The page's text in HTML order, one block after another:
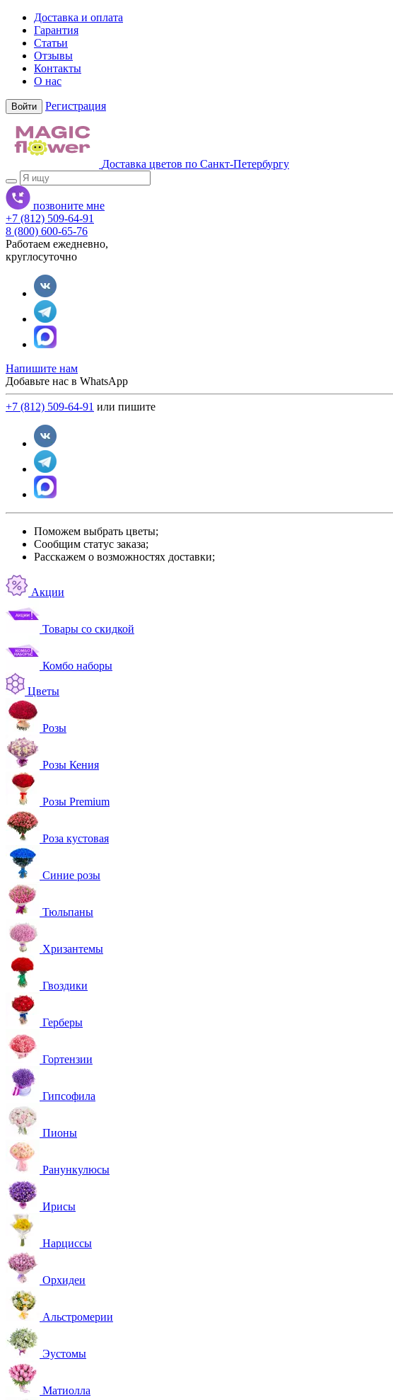
Доставка и оплата
Гарантия
Статьи
Отзывы
Контакты
О нас
Войти Регистрация
Доставка цветов по Санкт-Петербургу
позвоните мне
+7 (812) 509-64-91
8 (800) 600-65-76
Работаем ежедневно,
круглосуточно
Напишите нам
Добавьте нас в WhatsApp
+7 (812) 509-64-91 или пишите
Поможем выбрать цветы;
Сообщим статус заказа;
Расскажем о возможностях доставки;
Акции
Товары со скидкой
Комбо наборы
Цветы
Розы
Розы Кения
Розы Premium
Роза кустовая
Синие розы
Тюльпаны
Хризантемы
Гвоздики
Герберы
Гортензии
Гипсофила
Пионы
Ранункулюсы
Ирисы
Нарциссы
Орхидеи
Альстромерии
Эустомы
Матиолла